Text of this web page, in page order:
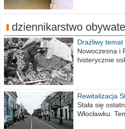
dziennikarstwo
Drażliwy
Nowoczesna i
histerycznie
Rewitalizacja
Stała się
Włocławku.